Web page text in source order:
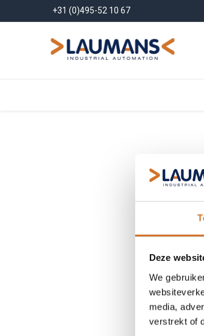
Deze
We
media,
verstrekt of
+31 (0)495-52 10 67